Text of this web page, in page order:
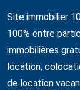
Site immobilier
100% entre
immobilières
location,
de location